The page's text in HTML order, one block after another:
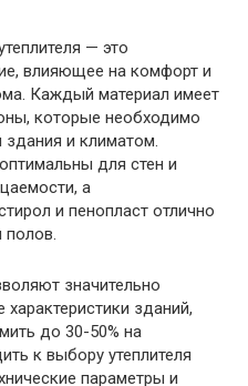
— это
влияющее на комфорт и
Каждый материал имеет
которые необходимо
здания и климатом.
для стен и
а
и пенопласт отлично
полов.
значительно
зданий,
до 30-50% на
к выбору утеплителя
параметры и